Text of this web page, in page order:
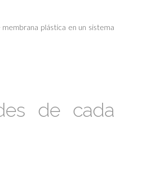
plástica en un sistema
de cada